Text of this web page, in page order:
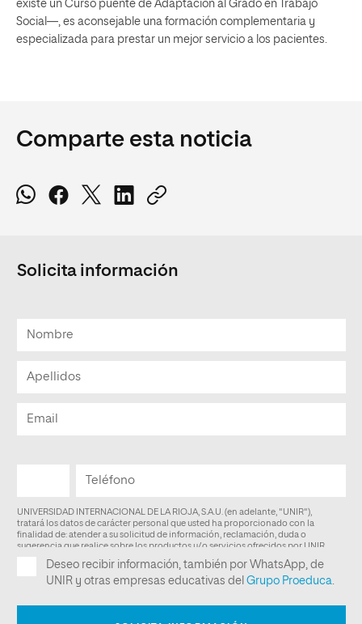
existe un Curso puente de Adaptación al Grado en Trabajo
Social—, es aconsejable una formación complementaria y
especializada para prestar un mejor servicio a los pacientes.
Comparte esta noticia
Solicita información